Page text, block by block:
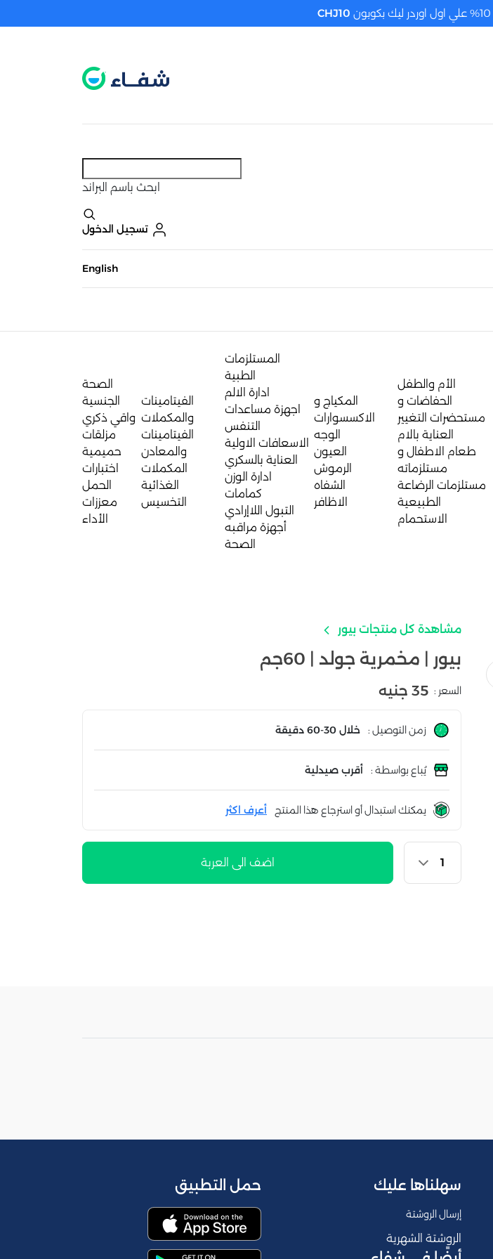
ابحث باسم البراند
تسجيل الدخول
English
الأم والطفل
الحفاضات و
مستحضرات التغيير
العناية بالام
طعام الاطفال و
مستلزماته
مستلزمات الرضاعة
الطبيعية
الاستحمام
المكياج و
الاكسسوارات
الوجه
العيون
الرموش
الشفاه
الاظافر
المستلزمات
الطبية
ادارة الالم
اجهزة مساعدات
التنفس
الاسعافات الاولية
العناية بالسكري
ادارة الوزن
كمامات
التبول اللاإرادي
أجهزة مراقبه
الصحة
الفيتامينات
والمكملات
الفيتامينات
والمعادن
المكملات
الغذائية
التخسيس
الصحة
الجنسية
واقي ذكري
مزلقات
حميمية
اختبارات
الحمل
معززات
الأداء
مشاهدة كل منتجات بيور
بيور | مخمرية جولد | 60جم
السعر : 35 جنيه
زمن التوصيل : خلال 30-60 دقيقة
يُباع بواسطة : أقرب صيدلية
يمكنك استبدال أو استرجاع هذا المنتج أعرف اكثر
اضف الى العربة
سهلناها عليك
إرسال الروشتة
الروشتة الشهرية
حمل التطبيق
CHJ10